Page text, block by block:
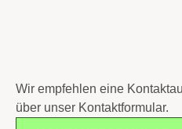
Wir empfehlen eine
über unser Kontaktformular.